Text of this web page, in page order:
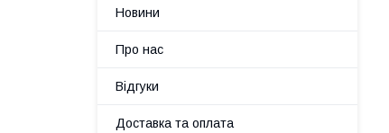
Новини
Про нас
Відгуки
Доставка та оплата